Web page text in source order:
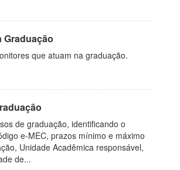
Graduação
que atuam na graduação.
de graduação, identificando o
e-MEC, prazos mínimo e máximo
Unidade Acadêmica responsável,
de...